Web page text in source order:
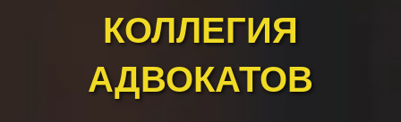
КОЛЛЕГИЯ
АДВОКАТОВ